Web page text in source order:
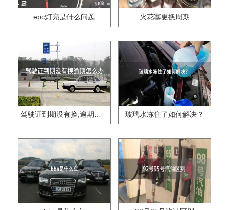
epc灯亮是什么问题 火花塞更换周期
驾驶证到期没有换,逾期怎么办?? 玻璃水冻住了如何解决？